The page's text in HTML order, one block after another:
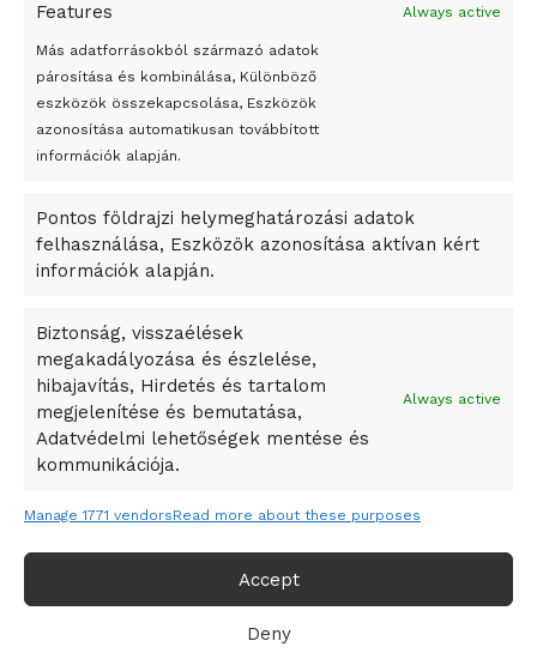
Features Always active
Más adatforrásokból származó adatok
párosítása és kombinálása, Különböző
eszközök összekapcsolása, Eszközök
azonosítása automatikusan továbbított
információk alapján.
Pontos földrajzi helymeghatározási adatok
felhasználása, Eszközök azonosítása aktívan kért
információk alapján.
Biztonság, visszaélések
megakadályozása és észlelése,
hibajavítás, Hirdetés és tartalom
megjelenítése és bemutatása,
Adatvédelmi lehetőségek mentése és
kommunikációja.
Always active
Manage 1771 vendorsRead more about these purposes
Accept
Deny
Peking – A visegrádi országok zsidó kulturális örökségét
bemutató fotókiállítás nyílt
Megveszi az osztrák Wienerberger az amerikai Meridian
Bricket
A Startup Campus egyetemi programjainak legjobbjai az
A Ringo Starr új albummal jelentkezik
A Vajdasági Magyar Szövetség államtitkárait kinevezték
Dzsingisz kán hódító hadjárata okozta
Kuramagomedov ötödik, Muszukajev elődöntős – Birkózó
világkupa